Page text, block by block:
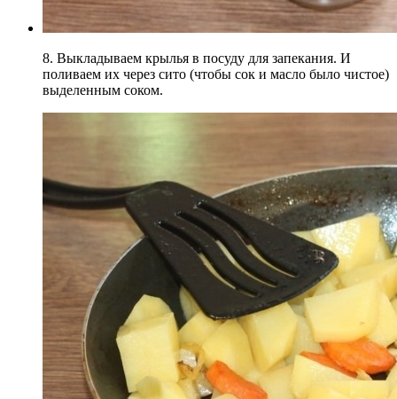
8. Выкладываем крылья в посуду для запекания. И
поливаем их через сито (чтобы сок и масло было чистое)
выделенным соком.